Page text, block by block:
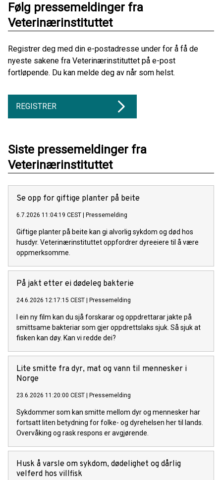
Følg pressemeldinger fra
Veterinærinstituttet
Registrer deg med din e-postadresse under for å få de
nyeste sakene fra Veterinærinstituttet på e-post
fortløpende. Du kan melde deg av når som helst.
REGISTRER
Siste pressemeldinger fra
Veterinærinstituttet
Se opp for giftige planter på beite
6.7.2026 11:04:19 CEST Pressemelding
Giftige planter på beite kan gi alvorlig sykdom og død hos
husdyr. Veterinærinstituttet oppfordrer dyreeiere til å være
oppmerksomme.
På jakt etter ei dødeleg bakterie
24.6.2026 12:17:15 CEST Pressemelding
I ein ny film kan du sjå forskarar og oppdrettarar jakte på
smittsame bakteriar som gjer oppdrettslaks sjuk. Så sjuk at
fisken kan døy. Kan vi redde dei?
Lite smitte fra dyr, mat og vann til mennesker i
Norge
23.6.2026 11:20:00 CEST Pressemelding
Sykdommer som kan smitte mellom dyr og mennesker har
fortsatt liten betydning for folke- og dyrehelsen her til lands.
Overvåking og rask respons er avgjørende.
Husk å varsle om sykdom, dødelighet og dårlig
velferd hos villfisk